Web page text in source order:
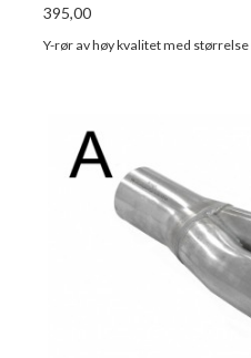
395,00
Y-rør av høy kvalitet med